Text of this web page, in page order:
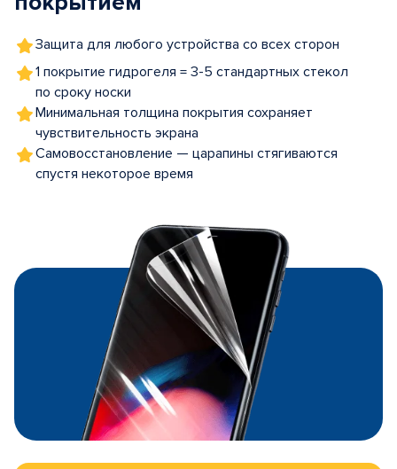
Защита для любого устройства со всех сторон
1 покрытие гидрогеля = 3-5 стандартных стекол
по сроку носки
Минимальная толщина покрытия сохраняет
чувствительность экрана
Самовосстановление — царапины стягиваются
спустя некоторое время